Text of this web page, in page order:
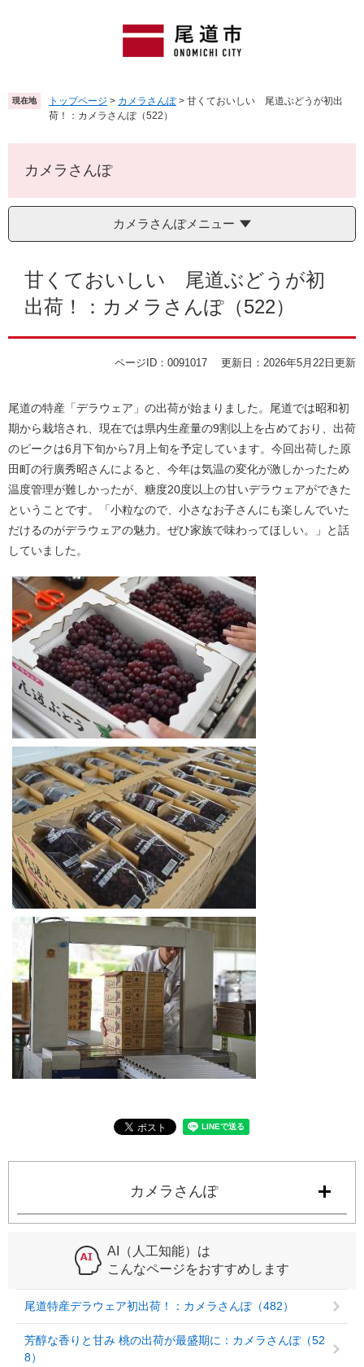
頭
で
。
飛
ば
て
へ
現在地 トップページ > カメラさんぽ > 甘くておいしい 尾道ぶどうが初出
荷！：カメラさんぽ（522）
カメラさんぽ
カメラさんぽメニュー
甘くておいしい 尾道ぶどうが初
出荷！：カメラさんぽ（522）
ページID：0091017 更新日：2026年5月22日更新
尾道の特産「デラウェア」の出荷が始まりました。尾道では昭和初
期から栽培され、現在では県内生産量の9割以上を占めており、出荷
のピークは6月下旬から7月上旬を予定しています。今回出荷した原
田町の行廣秀昭さんによると、今年は気温の変化が激しかったため
温度管理が難しかったが、糖度20度以上の甘いデラウェアができた
ということです。「小粒なので、小さなお子さんにも楽しんでいた
だけるのがデラウェアの魅力。ぜひ家族で味わってほしい。」と話
していました。
カメラさんぽ
AI（人工知能）は
こんなページをおすすめします
尾道特産デラウェア初出荷！：カメラさんぽ（482）
芳醇な香りと甘み 桃の出荷が最盛期に：カメラさんぽ（52
8）